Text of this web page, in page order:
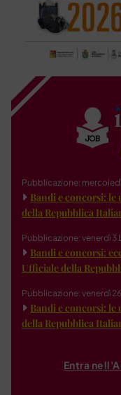
Pubblicazione:
Bandi e concorsi:
della Repubblica
Pubblicazione: venerdì 3
Bandi e concorsi:
Ufficiale della
Pubblicazione: venerdì
Bandi e concorsi:
della Repubblica
Entra